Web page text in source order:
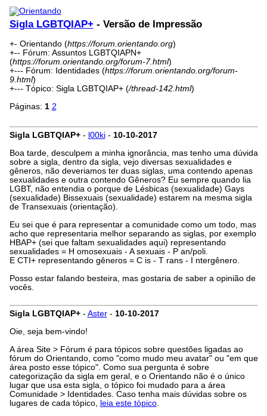
Sigla LGBTQIAP+- Versão de Impressão
+- Orientando (https://forum.orientando.org)
+-- Fórum: Assuntos LGBTQIAPN+
(https://forum.orientando.org/forum-7.html)
+--- Fórum: Identidades (https://forum.orientando.org/forum-
9.html)
+--- Tópico: Sigla LGBTQIAP+ (/thread-142.html)
Páginas: 1 2
Sigla LGBTQIAP+- l00ki- 10-10-2017
Boa tarde, desculpem a minha ignorância, mas tenho uma dúvida
sobre a sigla, dentro da sigla, vejo diversas sexualidades e
gêneros, não deveriamos ter duas siglas, uma contendo apenas
sexualidades e outra contendo Gêneros? Eu sempre quando lia
LGBT, não entendia o porque de Lésbicas (sexualidade) Gays
(sexualidade) Bissexuais (sexualidade) estarem na mesma sigla
de Transexuais (orientação).
Eu sei que é para representar a comunidade como um todo, mas
acho que representaria melhor separando as siglas, por exemplo
HBAP+ (sei que faltam sexualidades aqui) representando
sexualidades = H omosexuais - A sexuais - P an/poli.
E CTI+ representando gêneros = C is - T rans - I ntergênero.
Posso estar falando besteira, mas gostaria de saber a opinião de
vocês.
Sigla LGBTQIAP+- Aster- 10-10-2017
Oie, seja bem-vindo!
A área Site > Fórum é para tópicos sobre questões ligadas ao
fórum do Orientando, como "como mudo meu avatar" ou "em que
área posto esse tópico". Como sua pergunta é sobre
categorização da sigla em geral, e o Orientando não é o único
lugar que usa esta sigla, o tópico foi mudado para a área
Comunidade > Identidades. Caso tenha mais dúvidas sobre os
lugares de cada tópico, leia este tópico.